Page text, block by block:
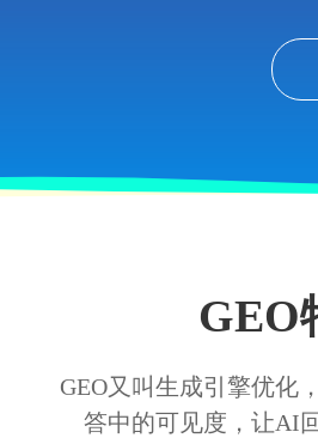
GEO
GEO又叫生成引擎优化
答中的可见度，让AI